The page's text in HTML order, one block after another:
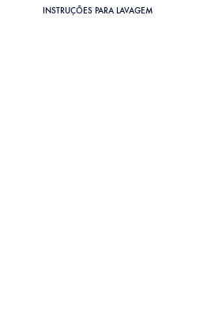
INSTRUÇÕES PARA LAVAGEM